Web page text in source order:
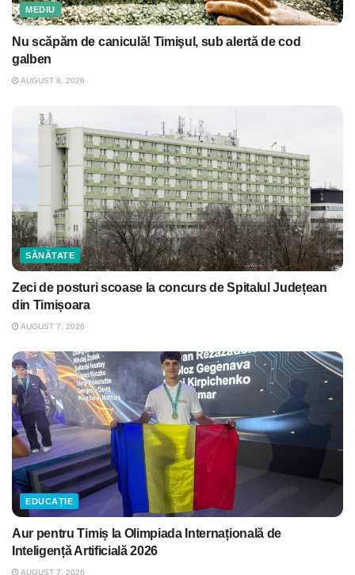
MEDIU
Nu scăpăm de caniculă! Timişul, sub alertă de cod
galben
AUGUST 8, 2026
SĂNĂTATE
Zeci de posturi scoase la concurs de Spitalul Județean
din Timișoara
AUGUST 7, 2026
EDUCAȚIE
Aur pentru Timiș la Olimpiada Internațională de
Inteligență Artificială 2026
AUGUST 7, 2026